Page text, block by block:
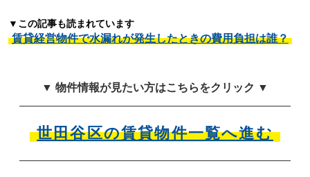
▼この記事も読まれています
賃貸経営物件で水漏れが発生したときの費用負担は誰？
▼ 物件情報が見たい方はこちらをクリック ▼
世田谷区の賃貸物件一覧へ進む